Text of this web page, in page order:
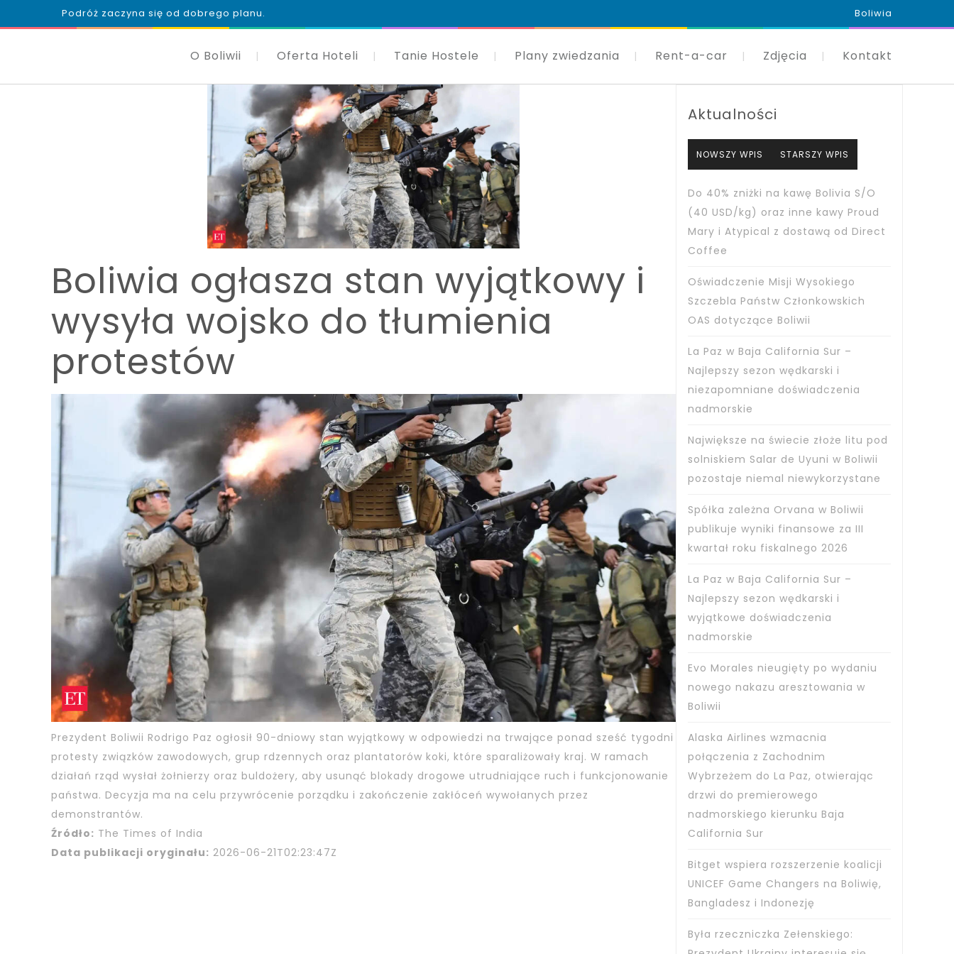
Podróż zaczyna się od dobrego planu. Boliwia
O Boliwii Oferta Hoteli Tanie Hostele Plany zwiedzania Rent-a-car Zdjęcia Kontakt
Boliwia ogłasza stan wyjątkowy i
wysyła wojsko do tłumienia
protestów
Prezydent Boliwii Rodrigo Paz ogłosił 90-dniowy stan wyjątkowy w odpowiedzi na trwające ponad sześć tygodni
protesty związków zawodowych, grup rdzennych oraz plantatorów koki, które sparaliżowały kraj. W ramach
działań rząd wysłał żołnierzy oraz buldożery, aby usunąć blokady drogowe utrudniające ruch i funkcjonowanie
państwa. Decyzja ma na celu przywrócenie porządku i zakończenie zakłóceń wywołanych przez
demonstrantów.
Źródło: The Times of India
Data publikacji oryginału: 2026-06-21T02:23:47Z
Aktualności
NOWSZY WPIS STARSZY WPIS
Do 40% zniżki na kawę Bolivia S/O
(40 USD/kg) oraz inne kawy Proud
Mary i Atypical z dostawą od Direct
Coffee
Oświadczenie Misji Wysokiego
Szczebla Państw Członkowskich
OAS dotyczące Boliwii
La Paz w Baja California Sur –
Najlepszy sezon wędkarski i
niezapomniane doświadczenia
nadmorskie
Największe na świecie złoże litu pod
solniskiem Salar de Uyuni w Boliwii
pozostaje niemal niewykorzystane
Spółka zależna Orvana w Boliwii
publikuje wyniki finansowe za III
kwartał roku fiskalnego 2026
La Paz w Baja California Sur –
Najlepszy sezon wędkarski i
wyjątkowe doświadczenia
nadmorskie
Evo Morales nieugięty po wydaniu
nowego nakazu aresztowania w
Boliwii
Alaska Airlines wzmacnia
połączenia z Zachodnim
Wybrzeżem do La Paz, otwierając
drzwi do premierowego
nadmorskiego kierunku Baja
California Sur
Bitget wspiera rozszerzenie koalicji
UNICEF Game Changers na Boliwię,
Bangladesz i Indonezję
Była rzeczniczka Zełenskiego: